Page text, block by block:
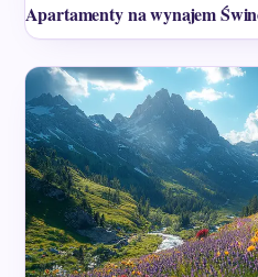
Apartamenty na wynajem